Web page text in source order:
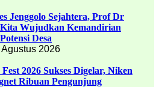
Jenggolo Sejahtera, Prof Dr
Wujudkan Kemandirian
Desa
Agustus 2026
2026 Sukses Digelar, Niken
Ribuan Pengunjung